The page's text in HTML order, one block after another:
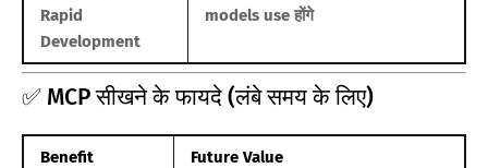
Rapid
Development
models use होंगे
✅ MCP सीखने के फायदे (लंबे समय के लिए)
Benefit Future Value